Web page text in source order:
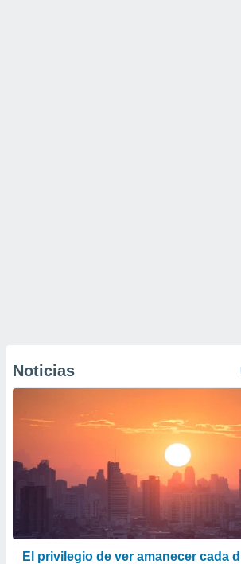
Noticias
El privilegio de ver amanecer cada